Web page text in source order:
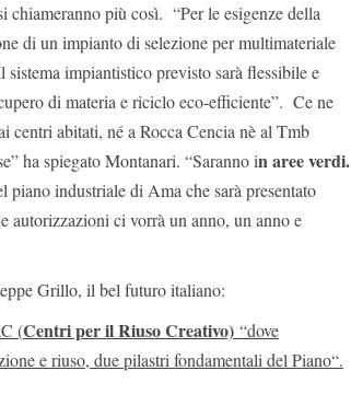
più così. “Per le esigenze della
di un impianto di selezione per multimateriale
impiantistico previsto sarà flessibile e
di materia e riciclo eco-efficiente”. Ce ne
centri abitati, né a Rocca Cencia nè al Tmb
ha spiegato Montanari. “Saranno in aree verdi.
piano industriale di Ama che sarà presentato
autorizzazioni ci vorrà un anno, un anno e
Grillo, il bel futuro italiano:
(Centri per il Riuso Creativo) “dove
e riuso, due pilastri fondamentali del Piano“.